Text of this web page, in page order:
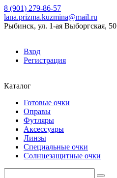
8 (901) 279-86-57
lana.prizma.kuzmina@mail.ru
Рыбинск, ул. 1-ая Выборгская, 50
Вход
Регистрация
Каталог
Готовые очки
Оправы
Футляры
Аксессуары
Линзы
Специальные очки
Солнцезащитные очки